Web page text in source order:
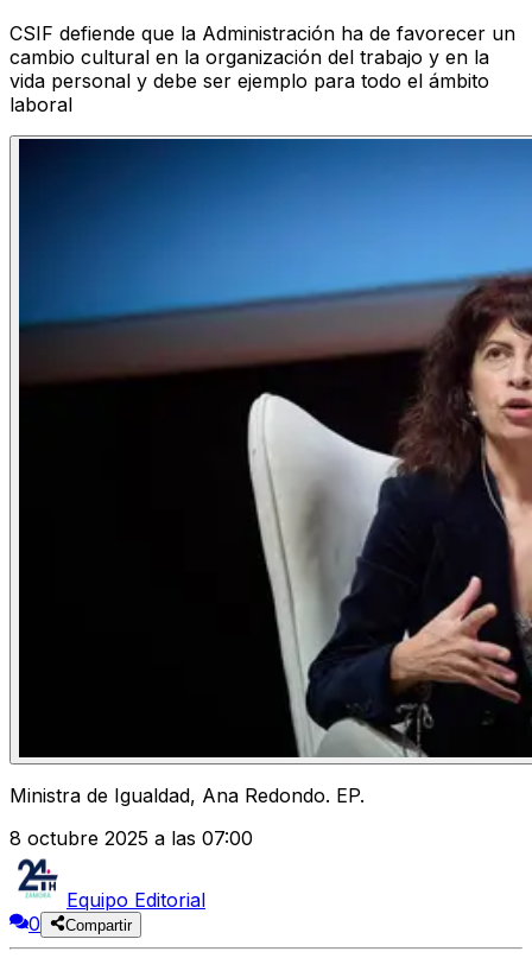
CSIF defiende que la Administración ha de favorecer un
cambio cultural en la organización del trabajo y en la
vida personal y debe ser ejemplo para todo el ámbito
laboral
Ministra de Igualdad, Ana Redondo. EP.
8 octubre 2025 a las 07:00
Equipo Editorial
0
Compartir